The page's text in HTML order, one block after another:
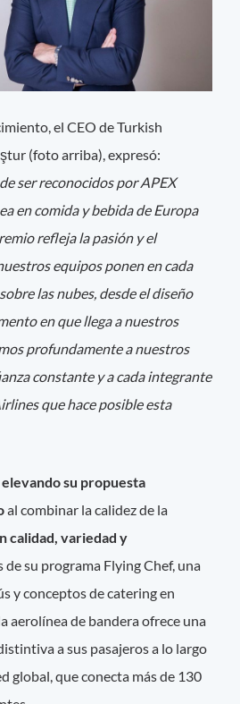
el CEO de Turkish
(foto arriba), expresó:
ser reconocidos por APEX
en comida y bebida de Europa
refleja la pasión y el
equipos ponen en cada
las nubes, desde el diseño
en que llega a nuestros
profundamente a nuestros
constante y a cada integrante
que hace posible esta
elevando su propuesta
al combinar la calidez de la
calidad, variedad y
de su programa Flying Chef, una
y conceptos de catering en
aerolínea de bandera ofrece una
a sus pasajeros a lo largo
global, que conecta más de 130